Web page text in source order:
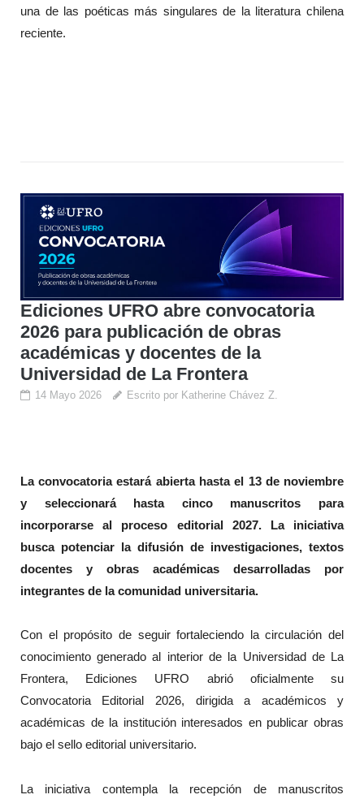
una de las poéticas más singulares de la literatura chilena
reciente.
Ediciones UFRO abre convocatoria
2026 para publicación de obras
académicas y docentes de la
Universidad de La Frontera
14 Mayo 2026 Escrito por Katherine Chávez Z.
La convocatoria estará abierta hasta el 13 de noviembre
y seleccionará hasta cinco manuscritos para
incorporarse al proceso editorial 2027. La iniciativa
busca potenciar la difusión de investigaciones, textos
docentes y obras académicas desarrolladas por
integrantes de la comunidad universitaria.
Con el propósito de seguir fortaleciendo la circulación del
conocimiento generado al interior de la Universidad de La
Frontera, Ediciones UFRO abrió oficialmente su
Convocatoria Editorial 2026, dirigida a académicos y
académicas de la institución interesados en publicar obras
bajo el sello editorial universitario.
La iniciativa contempla la recepción de manuscritos